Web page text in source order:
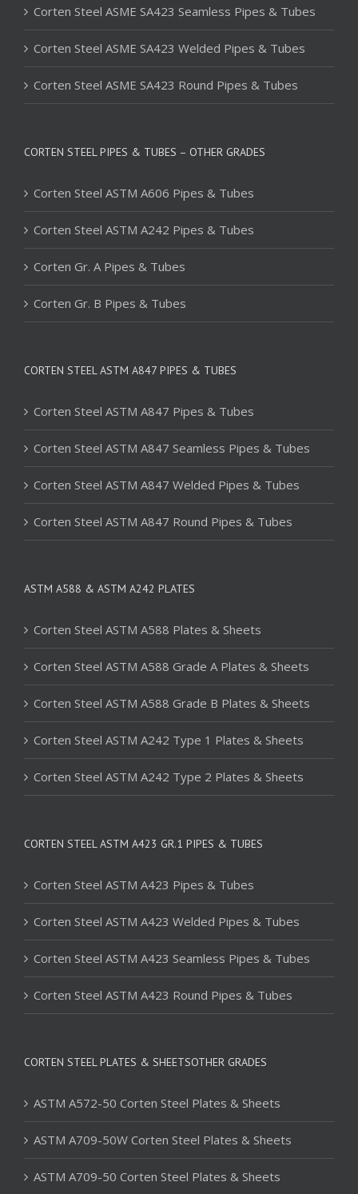
Corten Steel ASME SA423 Seamless Pipes & Tubes
Corten Steel ASME SA423 Welded Pipes & Tubes
Corten Steel ASME SA423 Round Pipes & Tubes
CORTEN STEEL PIPES & TUBES – OTHER GRADES
Corten Steel ASTM A606 Pipes & Tubes
Corten Steel ASTM A242 Pipes & Tubes
Corten Gr. A Pipes & Tubes
Corten Gr. B Pipes & Tubes
CORTEN STEEL ASTM A847 PIPES & TUBES
Corten Steel ASTM A847 Pipes & Tubes
Corten Steel ASTM A847 Seamless Pipes & Tubes
Corten Steel ASTM A847 Welded Pipes & Tubes
Corten Steel ASTM A847 Round Pipes & Tubes
ASTM A588 & ASTM A242 PLATES
Corten Steel ASTM A588 Plates & Sheets
Corten Steel ASTM A588 Grade A Plates & Sheets
Corten Steel ASTM A588 Grade B Plates & Sheets
Corten Steel ASTM A242 Type 1 Plates & Sheets
Corten Steel ASTM A242 Type 2 Plates & Sheets
CORTEN STEEL ASTM A423 GR.1 PIPES & TUBES
Corten Steel ASTM A423 Pipes & Tubes
Corten Steel ASTM A423 Welded Pipes & Tubes
Corten Steel ASTM A423 Seamless Pipes & Tubes
Corten Steel ASTM A423 Round Pipes & Tubes
CORTEN STEEL PLATES & SHEETSOTHER GRADES
ASTM A572-50 Corten Steel Plates & Sheets
ASTM A709-50W Corten Steel Plates & Sheets
ASTM A709-50 Corten Steel Plates & Sheets